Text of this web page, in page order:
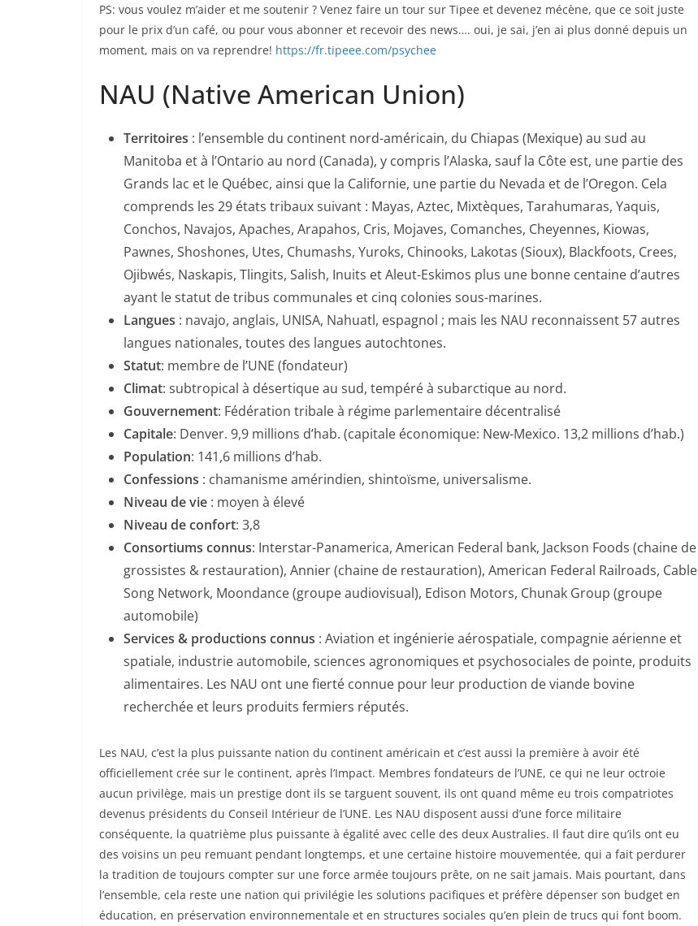
PS: vous voulez m’aider et me soutenir ? Venez faire un tour sur Tipee et devenez mécène, que ce soit juste
pour le prix d’un café, ou pour vous abonner et recevoir des news…. oui, je sai, j’en ai plus donné depuis un
moment, mais on va reprendre! https://fr.tipeee.com/psychee
NAU (Native American Union)
Territoires : l’ensemble du continent nord-américain, du Chiapas (Mexique) au sud au
Manitoba et à l’Ontario au nord (Canada), y compris l’Alaska, sauf la Côte est, une partie des
Grands lac et le Québec, ainsi que la Californie, une partie du Nevada et de l’Oregon. Cela
comprends les 29 états tribaux suivant : Mayas, Aztec, Mixtèques, Tarahumaras, Yaquis,
Conchos, Navajos, Apaches, Arapahos, Cris, Mojaves, Comanches, Cheyennes, Kiowas,
Pawnes, Shoshones, Utes, Chumashs, Yuroks, Chinooks, Lakotas (Sioux), Blackfoots, Crees,
Ojibwés, Naskapis, Tlingits, Salish, Inuits et Aleut-Eskimos plus une bonne centaine d’autres
ayant le statut de tribus communales et cinq colonies sous-marines.
Langues : navajo, anglais, UNISA, Nahuatl, espagnol ; mais les NAU reconnaissent 57 autres
langues nationales, toutes des langues autochtones.
Statut: membre de l’UNE (fondateur)
Climat: subtropical à désertique au sud, tempéré à subarctique au nord.
Gouvernement: Fédération tribale à régime parlementaire décentralisé
Capitale: Denver. 9,9 millions d’hab. (capitale économique: New-Mexico. 13,2 millions d’hab.)
Population: 141,6 millions d’hab.
Confessions : chamanisme amérindien, shintoïsme, universalisme.
Niveau de vie : moyen à élevé
Niveau de confort: 3,8
Consortiums connus: Interstar-Panamerica, American Federal bank, Jackson Foods (chaine de
grossistes & restauration), Annier (chaine de restauration), American Federal Railroads, Cable
Song Network, Moondance (groupe audiovisual), Edison Motors, Chunak Group (groupe
automobile)
Services & productions connus : Aviation et ingénierie aérospatiale, compagnie aérienne et
spatiale, industrie automobile, sciences agronomiques et psychosociales de pointe, produits
alimentaires. Les NAU ont une fierté connue pour leur production de viande bovine
recherchée et leurs produits fermiers réputés.
Les NAU, c’est la plus puissante nation du continent américain et c’est aussi la première à avoir été
officiellement crée sur le continent, après l’Impact. Membres fondateurs de l’UNE, ce qui ne leur octroie
aucun privilège, mais un prestige dont ils se targuent souvent, ils ont quand même eu trois compatriotes
devenus présidents du Conseil Intérieur de l’UNE. Les NAU disposent aussi d’une force militaire
conséquente, la quatrième plus puissante à égalité avec celle des deux Australies. Il faut dire qu’ils ont eu
des voisins un peu remuant pendant longtemps, et une certaine histoire mouvementée, qui a fait perdurer
la tradition de toujours compter sur une force armée toujours prête, on ne sait jamais. Mais pourtant, dans
l’ensemble, cela reste une nation qui privilégie les solutions pacifiques et préfère dépenser son budget en
éducation, en préservation environnementale et en structures sociales qu’en plein de trucs qui font boom.